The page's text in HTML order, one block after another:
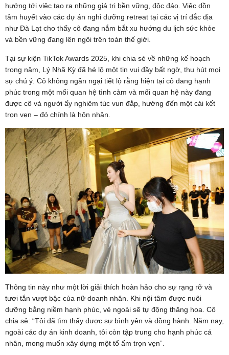
hướng tới việc tạo ra những giá trị bền vững, độc đáo. Việc dồn
tâm huyết vào các dự án nghỉ dưỡng retreat tại các vị trí đắc địa
như Đà Lạt cho thấy cô đang nắm bắt xu hướng du lịch sức khỏe
và bền vững đang lên ngôi trên toàn thế giới.
Tại sự kiện TikTok Awards 2025, khi chia sẻ về những kế hoạch
trong năm, Lý Nhã Kỳ đã hé lộ một tin vui đầy bất ngờ, thu hút mọi
sự chú ý. Cô không ngần ngại tiết lộ rằng hiện tại cô đang hạnh
phúc trong một mối quan hệ tình cảm và mối quan hệ này đang
được cô và người ấy nghiêm túc vun đắp, hướng đến một cái kết
trọn vẹn – đó chính là hôn nhân.
Thông tin này như một lời giải thích hoàn hảo cho sự rạng rỡ và
tươi tắn vượt bậc của nữ doanh nhân. Khi nội tâm được nuôi
dưỡng bằng niềm hạnh phúc, vẻ ngoài sẽ tự động thăng hoa. Cô
chia sẻ: “Tôi đã tìm thấy được sự bình yên và đồng hành. Năm nay,
ngoài các dự án kinh doanh, tôi còn tập trung cho hạnh phúc cá
nhân, mong muốn xây dựng một tổ ấm trọn vẹn”.